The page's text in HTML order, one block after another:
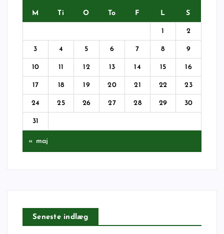
M Ti O To F L S
1 2
3 4 5 6 7 8 9
10 11 12 13 14 15 16
17 18 19 20 21 22 23
24 25 26 27 28 29 30
31
« maj
Seneste indlæg